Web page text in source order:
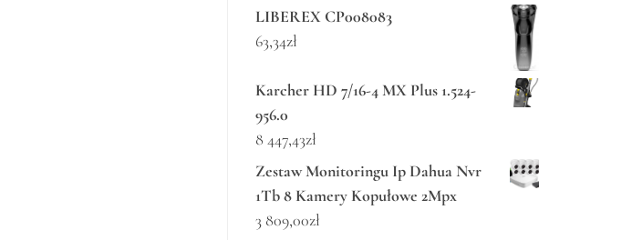
LIBEREX CP008083
63,34zł
Karcher HD 7/16-4 MX Plus 1.524-
956.0
8 447,43zł
Zestaw Monitoringu Ip Dahua Nvr
1Tb 8 Kamery Kopułowe 2Mpx
3 809,00zł